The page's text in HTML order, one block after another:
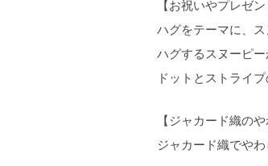
【お祝いやプレゼ
ハグをテーマに、
ハグするスヌーピ
ドットとストライ
【ジャカード織の
ジャカード織でや